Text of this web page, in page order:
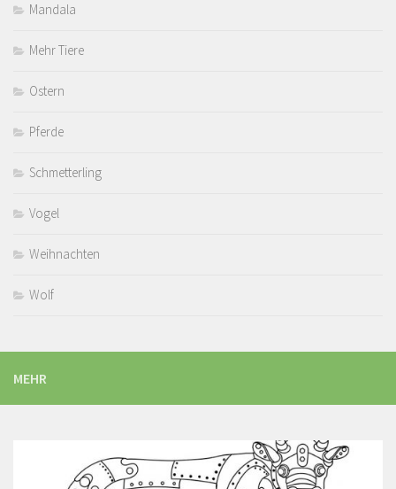
Mandala
Mehr Tiere
Ostern
Pferde
Schmetterling
Vogel
Weihnachten
Wolf
MEHR